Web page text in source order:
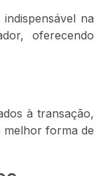
na
oferecendo
à transação,
forma de